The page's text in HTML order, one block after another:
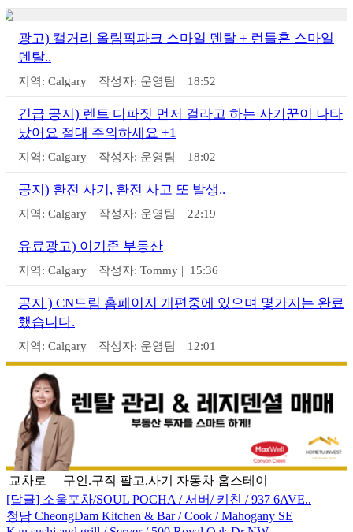
광고) 캘거리 올림픽파크 스마일 덴탈 + 런들혼 스마일
덴탈..
지역: Calgary | 작성자: 운영팀 | 18:52
긴급 공지) 렌트 디파짓 먼저 걸라고 하는 사기꾼이 나타
났어요 절대 주의하세요 +1
지역: Calgary | 작성자: 운영팀 | 18:02
공지) 환전 사기, 환전 사고 또 발생..
지역: Calgary | 작성자: 운영팀 | 22:19
유료광고) 이기준 부동산
지역: Calgary | 작성자: Tommy | 15:36
공지 ) CN드림 홈페이지 개편중에 있으며 몇가지는 완료
했습니다.
지역: Calgary | 작성자: 운영팀 | 12:01
교차로 구인.구직 팔고.사기 자동차 홈스테이
[답글] 소울포차/SOUL POCHA / 서버/ 키친 / 937 6AVE..
청담 CheongDam Kitchen & Bar / Cook / Mahogany SE